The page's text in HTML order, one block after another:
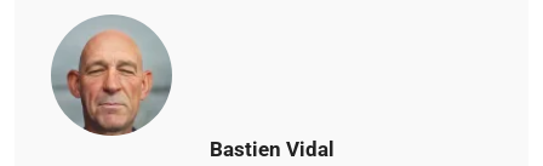
Bastien Vidal